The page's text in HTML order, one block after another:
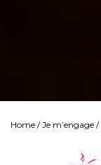
Home /Je m’engage /